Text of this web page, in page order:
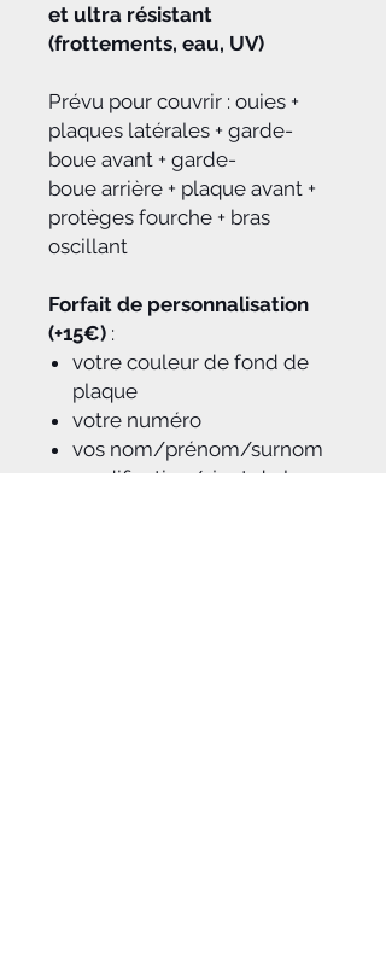
et ultra résistant
(frottements, eau, UV)
Prévu pour couvrir : ouies +
plaques latérales + garde-
boue avant + garde-
boue arrière + plaque avant +
protèges fourche + bras
oscillant
Forfait de personnalisation
(+15€) :
votre couleur de fond de
plaque
votre numéro
vos nom/prénom/surnom
modification/ajout de logos